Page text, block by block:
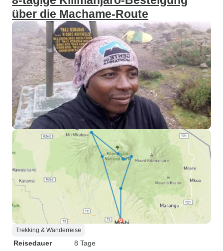
über die Machame-Route
Trekking & Wanderreise
Reisedauer
8 Tage